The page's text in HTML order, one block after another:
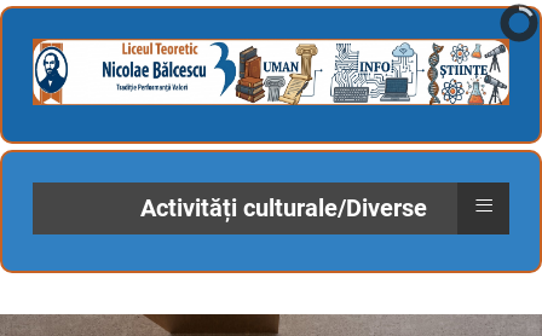
Activități culturale/Diverse ≡